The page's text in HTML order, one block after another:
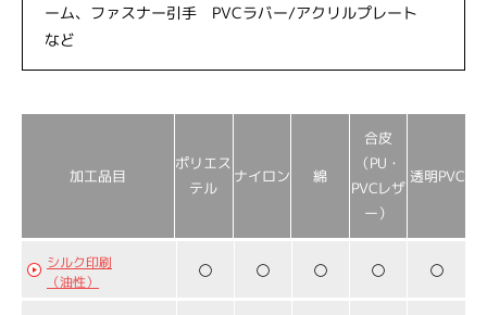
ーム、ファスナー引手 PVCラバー/アクリルプレート
など
加工品目
ポリエス
テル
ナイロン 綿
合皮
（PU・
PVCレザ
ー）
透明PVC
シルク印刷
（油性）
○ ○ ○ ○ ○